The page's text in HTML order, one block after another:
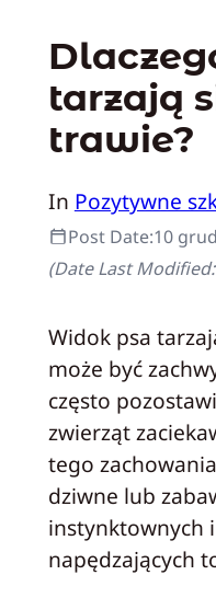
tarzają
trawie?
In Pozytywne
Post Date:10
(Date Last Modified:
Widok psa
może być
często
zwierząt
tego
dziwne lub
instynktownych
napędzających